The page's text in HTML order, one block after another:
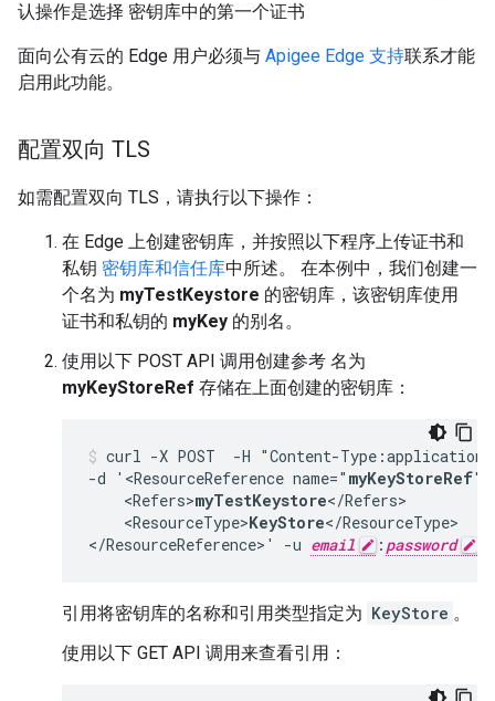
认操作是选择 密钥库中的第一个证书
面向公有云的 Edge 用户必须与 Apigee Edge 支持联系才能
启用此功能。
配置双向 TLS
如需配置双向 TLS，请执行以下操作：
在 Edge 上创建密钥库，并按照以下程序上传证书和
私钥 密钥库和信任库中所述。 在本例中，我们创建一
个名为 myTestKeystore 的密钥库，该密钥库使用
证书和私钥的 myKey 的别名。
使用以下 POST API 调用创建参考 名为
myKeyStoreRef 存储在上面创建的密钥库：
curl -X POST  -H "Content-
-d '<ResourceReference name=" myKeyStoreRef">
    <Refers>
myTestKeystore</Refers>
    <ResourceType>
KeyStore</ResourceType>
</ResourceReference>' -u email : password
引用将密钥库的名称和引用类型指定为 KeyStore 。
使用以下 GET API 调用来查看引用：